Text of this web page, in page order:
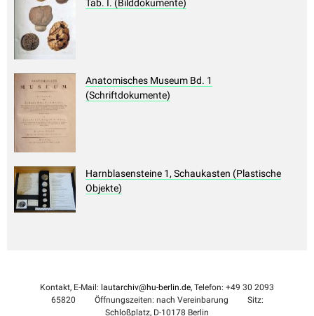
Tab. I. (Bilddokumente)
Anatomisches Museum Bd. 1
(Schriftdokumente)
Harnblasensteine 1, Schaukasten (Plastische
Objekte)
Kontakt, E-Mail: lautarchiv@hu-berlin.de, Telefon: +49 30 2093
65820
Öffnungszeiten: nach Vereinbarung
Sitz:
Schloßplatz, D-10178 Berlin